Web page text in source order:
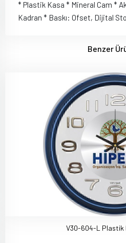
* Plastik Kasa * Mineral Cam *
Kadran * Baskı: Ofset, Dijital
Benzer
V30-604-L Plastik